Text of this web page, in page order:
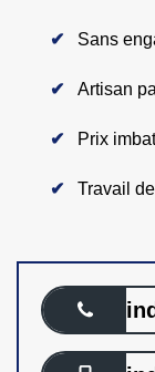
Sans
Artisan
Prix
Travail